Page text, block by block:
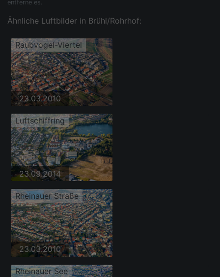
entferne es.
Ähnliche Luftbilder in Brühl/Rohrhof:
Raubvogel-Viertel
23.03.2010
Luftschiffring
23.09.2014
Rheinauer Straße
23.03.2010
Rheinauer See